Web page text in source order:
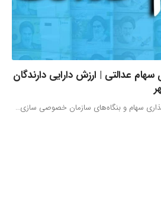
عدالتی | ارزش دارایی دارندگان
سهام و بنگاه‌های سازمان خصوصی‌ سازی…